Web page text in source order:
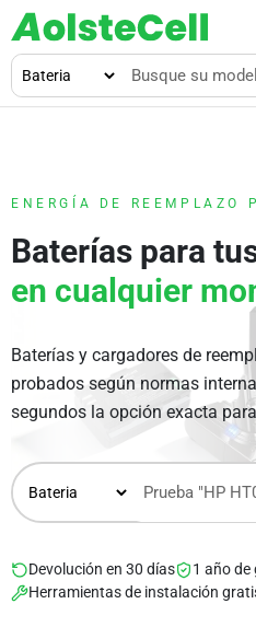
ENERGÍA DE REEMPLAZO
Baterías para
en cualquier
Baterías y cargadores de
probados según normas
segundos la opción exacta
Devolución en 30 días
1 año
Herramientas de instalación